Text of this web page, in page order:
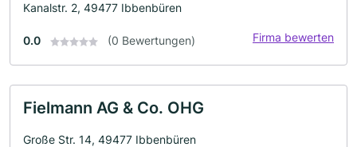
Kanalstr. 2, 49477 Ibbenbüren
0.0 (0 Bewertungen) Firma bewerten
Fielmann AG & Co. OHG
Große Str. 14, 49477 Ibbenbüren